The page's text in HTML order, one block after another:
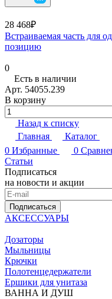
28 468₽
Встраиваемая часть для
позицию
0
Есть в наличии
Арт. 54055.239
В корзину
Назад к списку
Главная
Каталог
0 Избранные 0
Статьи
Подписаться
на новости и акции
Подписаться
АКСЕССУАРЫ
Дозаторы
Мыльницы
Крючки
Полотенцедержатели
Ершики для унитаза
ВАННА И ДУШ